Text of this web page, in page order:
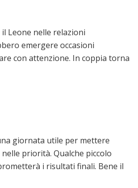
Leone nelle relazioni
emergere occasioni
con attenzione. In coppia torna
giornata utile per mettere
priorità. Qualche piccolo
i risultati finali. Bene il